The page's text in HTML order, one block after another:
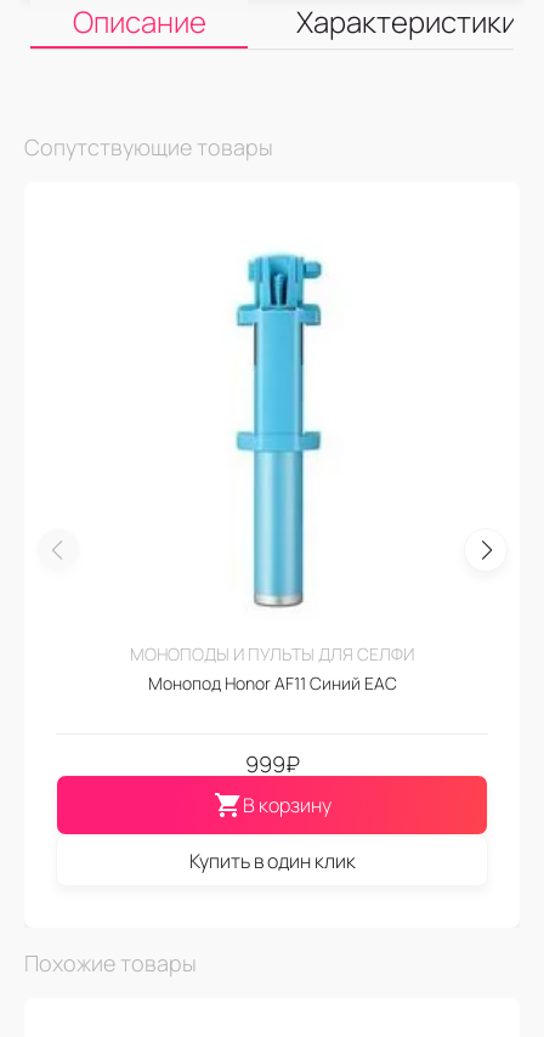
Описание Характеристики
Сопутствующие товары
МОНОПОДЫ И ПУЛЬТЫ ДЛЯ СЕЛФИ
Монопод Honor AF11 Синий EAC
999₽
В корзину
Купить в один клик
Похожие товары